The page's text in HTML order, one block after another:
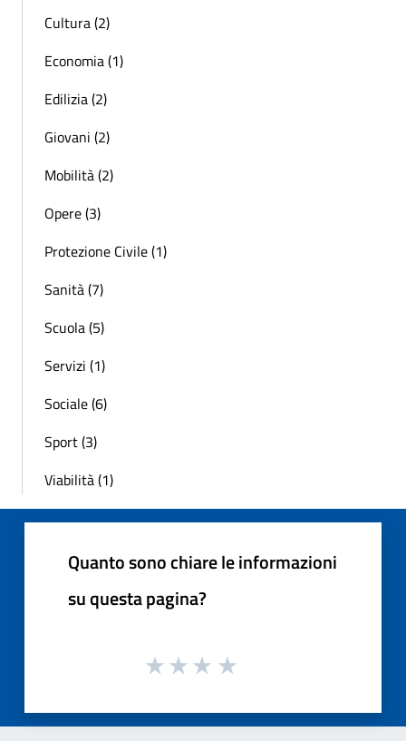
Cultura (2)
Economia (1)
Edilizia (2)
Giovani (2)
Mobilità (2)
Opere (3)
Protezione Civile (1)
Sanità (7)
Scuola (5)
Servizi (1)
Sociale (6)
Sport (3)
Viabilità (1)
Quanto sono chiare le informazioni
su questa pagina?